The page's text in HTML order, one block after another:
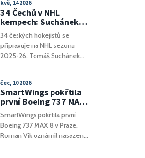
kvě, 14 2026
34 Čechů v NHL
kempech: Suchánek
bez draftu čeká na
smlouvu
34 českých hokejistů se
připravuje na NHL sezonu
2025-26. Tomáš Suchánek
Minnesotě. Analýza šancí
českých nováčků.
čec, 10 2026
SmartWings pokřtila
první Boeing 737 MAX:
Cílí na dlouhé trasy
SmartWings pokřtila první
Boeing 737 MAX 8 v Praze.
Roman Vik oznámil nasazení